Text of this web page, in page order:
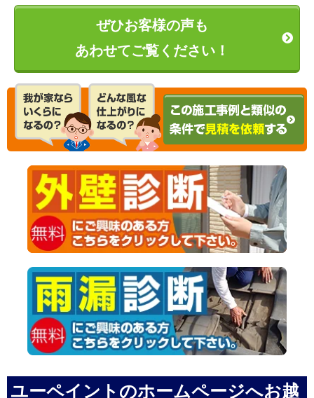
ぜひお客様の声も
あわせてご覧ください！
ユーペイントのホームページへお越